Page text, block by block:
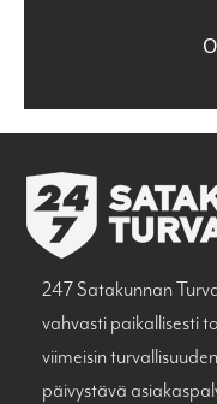
247 Satakunnan
vahvasti paikallisesti
viimeisin
päivystävä